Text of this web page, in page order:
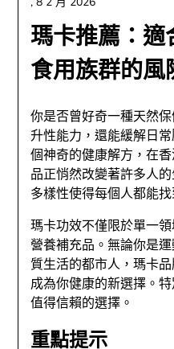
瑪卡推薦：
食用族群的風
你是否曾好奇一種天然
升性能力，還能緩解日
個神奇的健康解方，在
品正悄然改變著許多人
多樣性使得每個人都能
瑪卡功效不僅限於單一
營養補充品。無論你是
質生活的都市人，瑪卡
成為你健康的新選擇。
值得信賴的選擇。
重點提示